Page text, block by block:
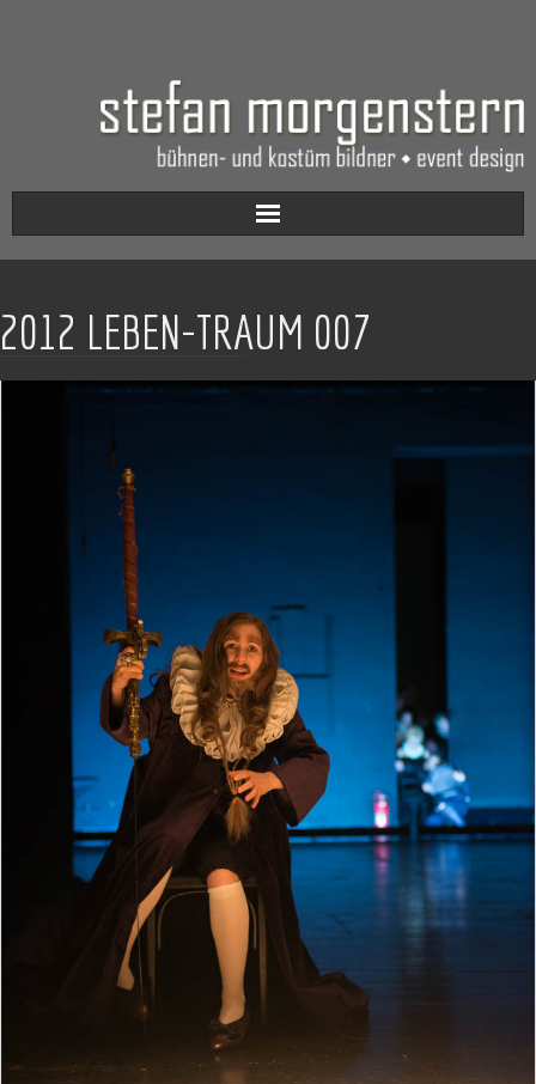
Aktuell
Werkverzeichnis
Biografie
2012 LEBEN-TRAUM 007